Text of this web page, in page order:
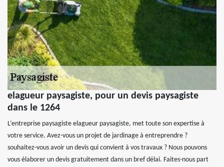
elagueur paysagiste, pour un devis paysagiste
dans le 1264
L’entreprise paysagiste elagueur paysagiste, met toute son expertise à
votre service. Avez-vous un projet de jardinage à entreprendre ?
souhaitez-vous avoir un devis qui convient à vos travaux ? Nous pouvons
vous élaborer un devis gratuitement dans un bref délai. Faites-nous part